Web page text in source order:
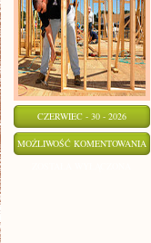
CZERWIEC - 30 - 2026
MOŻLIWOŚĆ KOMENTOWANIA